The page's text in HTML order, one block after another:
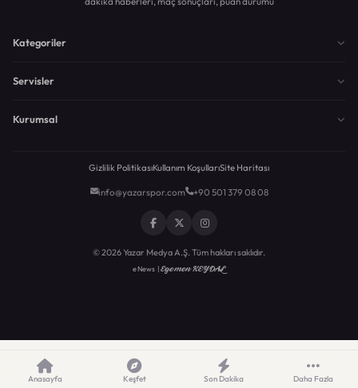
Kategoriler
Servisler
Kurumsal
Gizlilik PolitikasıKullanım KoşullarıSite Haritası
info@yazarspor.com +90 501 379 08 08
© 2026 Yazar Medya A.Ş. Tüm hakları saklıdır.
eNews |Egemen KEYDAL
Anasayfa Keşfet Son Dakika Daha Fazla